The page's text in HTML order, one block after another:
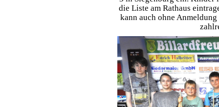
die Liste am Rathaus
kann auch ohne